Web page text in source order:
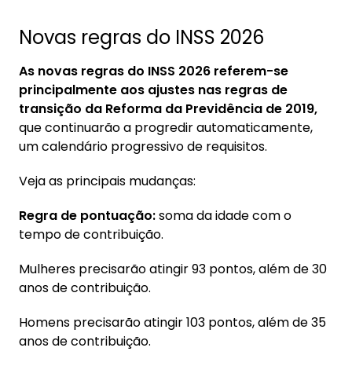
Novas regras do INSS 2026
As novas regras do INSS 2026 referem-se
principalmente aos ajustes nas regras de
transição da Reforma da Previdência de 2019,
que continuarão a progredir automaticamente,
um calendário progressivo de requisitos.
Veja as principais mudanças:
Regra de pontuação:soma da idade com o
tempo de contribuição.
Mulheres precisarão atingir 93 pontos, além de 30
anos de contribuição.
Homens precisarão atingir 103 pontos, além de 35
anos de contribuição.